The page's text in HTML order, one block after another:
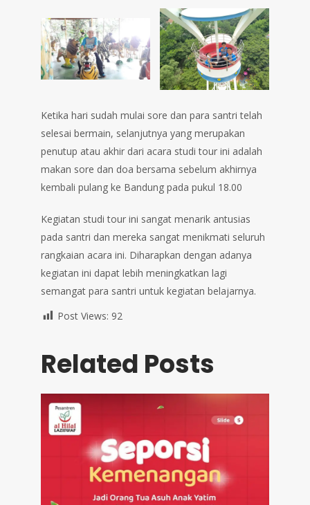
Ketika hari sudah mulai sore dan para santri telah
selesai bermain, selanjutnya yang merupakan
penutup atau akhir dari acara studi tour ini adalah
makan sore dan doa bersama sebelum akhirnya
kembali pulang ke Bandung pada pukul 18.00
Kegiatan studi tour ini sangat menarik antusias
pada santri dan mereka sangat menikmati seluruh
rangkaian acara ini. Diharapkan dengan adanya
kegiatan ini dapat lebih meningkatkan lagi
semangat para santri untuk kegiatan belajarnya.
Post Views: 92
Related Posts